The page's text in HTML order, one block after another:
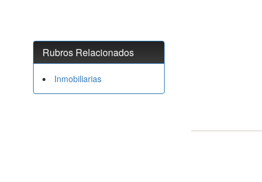
Rubros Relacionados
Inmobiliarias